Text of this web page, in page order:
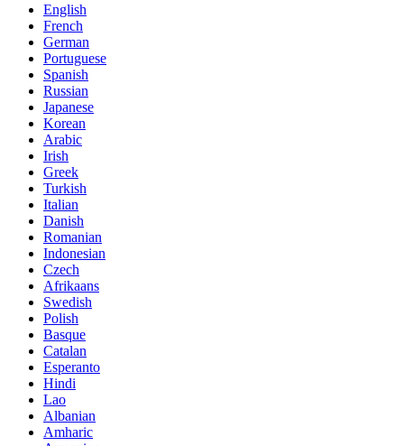
English
French
German
Portuguese
Spanish
Russian
Japanese
Korean
Arabic
Irish
Greek
Turkish
Italian
Danish
Romanian
Indonesian
Czech
Afrikaans
Swedish
Polish
Basque
Catalan
Esperanto
Hindi
Lao
Albanian
Amharic